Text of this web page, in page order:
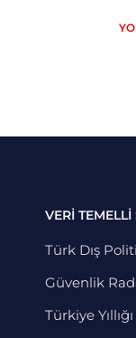
VERİ
Türk Dış
Güvenlik
Türkiye Yıllığı